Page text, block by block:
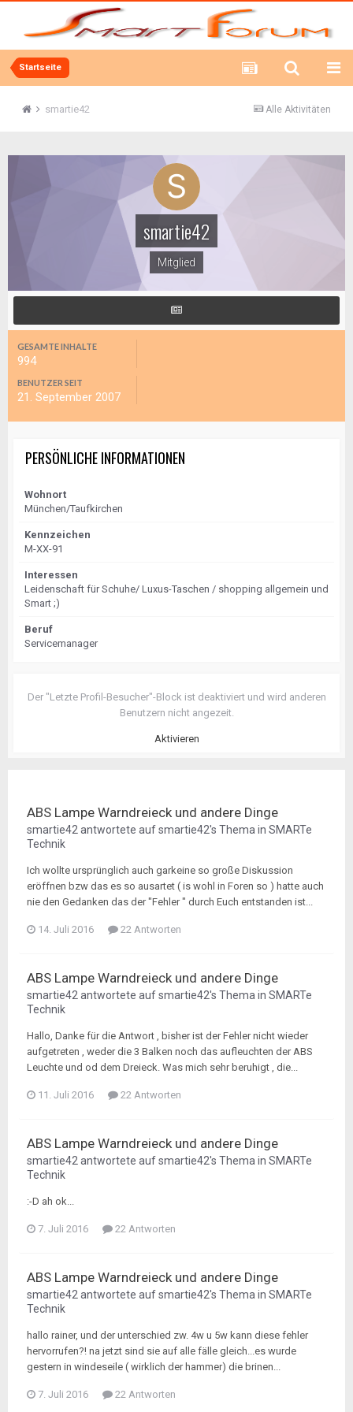
Startseite
Alle Aktivitäten
smartie42
smartie42
Mitglied
GESAMTE INHALTE
994
BENUTZER SEIT
21. September 2007
PERSÖNLICHE INFORMATIONEN
Wohnort
München/Taufkirchen
Kennzeichen
M-XX-91
Interessen
Leidenschaft für Schuhe/ Luxus-Taschen / shopping allgemein und
Smart ;)
Beruf
Servicemanager
Der "Letzte Profil-Besucher"-Block ist deaktiviert und wird anderen
Benutzern nicht angezeit.
Aktivieren
ABS Lampe Warndreieck und andere Dinge
smartie42 antwortete aufsmartie42's Thema in SMARTe
Technik
Ich wollte ursprünglich auch garkeine so große Diskussion
eröffnen bzw das es so ausartet ( is wohl in Foren so ) hatte auch
nie den Gedanken das der "Fehler " durch Euch entstanden ist...
14. Juli 2016 22 Antworten
ABS Lampe Warndreieck und andere Dinge
smartie42 antwortete aufsmartie42's Thema in SMARTe
Technik
Hallo, Danke für die Antwort , bisher ist der Fehler nicht wieder
aufgetreten , weder die 3 Balken noch das aufleuchten der ABS
Leuchte und od dem Dreieck. Was mich sehr beruhigt , die...
11. Juli 2016 22 Antworten
ABS Lampe Warndreieck und andere Dinge
smartie42 antwortete aufsmartie42's Thema in SMARTe
Technik
:-D ah ok...
7. Juli 2016 22 Antworten
ABS Lampe Warndreieck und andere Dinge
smartie42 antwortete aufsmartie42's Thema in SMARTe
Technik
hallo rainer, und der unterschied zw. 4w u 5w kann diese fehler
hervorrufen?! na jetzt sind sie auf alle fälle gleich...es wurde
gestern in windeseile ( wirklich der hammer) die brinen...
7. Juli 2016 22 Antworten